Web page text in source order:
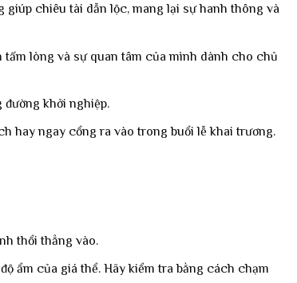
giúp chiêu tài dẫn lộc, mang lại sự hanh thông và
lòng và sự quan tâm của mình dành cho chủ
khởi nghiệp.
hay ngay cổng ra vào trong buổi lễ khai trương.
thổi thẳng vào.
ẩm của giá thể. Hãy kiểm tra bằng cách chạm